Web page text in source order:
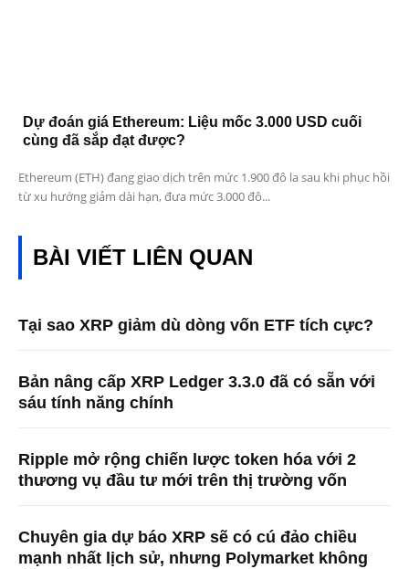
Dự đoán giá Ethereum: Liệu mốc 3.000 USD cuối
cùng đã sắp đạt được?
Ethereum (ETH) đang giao dịch trên mức 1.900 đô la sau khi phục hồi
từ xu hướng giảm dài hạn, đưa mức 3.000 đô...
BÀI VIẾT LIÊN QUAN
Tại sao XRP giảm dù dòng vốn ETF tích cực?
Bản nâng cấp XRP Ledger 3.3.0 đã có sẵn với
sáu tính năng chính
Ripple mở rộng chiến lược token hóa với 2
thương vụ đầu tư mới trên thị trường vốn
Chuyên gia dự báo XRP sẽ có cú đảo chiều
mạnh nhất lịch sử, nhưng Polymarket không